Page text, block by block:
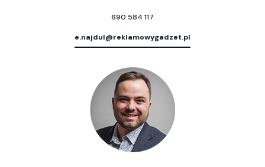
690 584 117
e.najdul@reklamowygadzet.pl